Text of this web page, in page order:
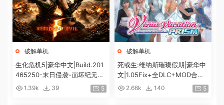
破解单机
生化危机5|豪华中文|Build.201
465250-末日侵袭-崩坏纪元
+预购特典+全DLC-解锁全内
1.39k 39 5
破解单机
死或生:维纳斯璀璨假期|豪华中
文|1.05Fix+全DLC+MOD合集
+预购特典|解压即撸|[12G/百
2.66k 140 5